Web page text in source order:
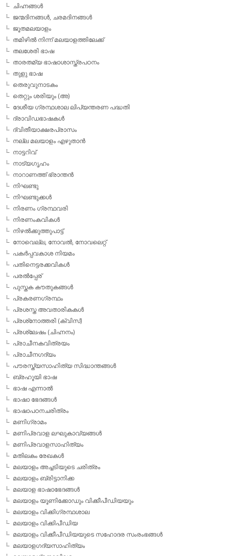
ചിഹ്നങ്ങള്‍
ജന്മദിനങ്ങള്‍, ചരമദിനങ്ങള്‍
ജൂതമലയാളം
തമിഴില്‍ നിന്ന് മലയാളത്തിലേക്ക്
തലശേരി ഭാഷ
താരതമ്യ ഭാഷാശാസ്ത്രപഠനം
തുളു ഭാഷ
തെരുവുനാടകം
തെറ്റും ശരിയും (അ)
ദേശീയ ഗ്രന്ഥശാല ലിപ്യന്തരണ പദ്ധതി
ദ്രാവിഡഭാഷകള്‍
ദ്വിതീയാക്ഷരപ്രാസം
നല്ല മലയാളം എഴുതാന്‍
നാട്ടറിവ്
നാട്യഗൃഹം
നാറാണത്ത് ഭ്രാന്തന്‍
നിഘണ്ടു
നിഘണ്ടുക്കള്‍
നിരണം ഗ്രന്ഥവരി
നിരണംകവികള്‍
നിഴല്‍ക്കുത്തുപാട്ട്
നോവെല്ല, നോവല്‍, നോവലെറ്റ്
പകര്‍പ്പവകാശ നിയമം
പതിനെട്ടരക്കവികള്‍
പരല്‍പ്പേര്
പുസ്തക കൗതുകങ്ങള്‍
പ്രകരണഗ്രന്ഥം
പ്രശസ്ത അവതാരികകള്‍
പ്രശ്‌നോത്തരി (ക്വിസ്)
പ്രശ്ലേഷം (ചിഹ്നനം)
പ്രാചീനകവിത്രയം
പ്രാചീനഗദ്യം
പൗരസ്ത്യസാഹിത്യ സിദ്ധാന്തങ്ങള്‍
ബ്രഹൂയി ഭാഷ
ഭാഷ എന്നാല്‍
ഭാഷാ ഭേദങ്ങള്‍
ഭാഷാപഠനചരിത്രം
മണിഗ്രാമം
മണിപ്രവാള ലഘുകാവ്യങ്ങള്‍
മണിപ്രവാളസാഹിത്യം
മതിലകം രേഖകള്‍
മലയാളം അച്ചടിയുടെ ചരിത്രം
മലയാളം ബ്രിട്ടാനിക്ക
മലയാള ഭാഷാഭേദങ്ങള്‍
മലയാളം യൂണിക്കോഡും വിക്കീപീഡിയയും
മലയാളം വിക്കിഗ്രന്ഥശാല
മലയാളം വിക്കിപീഡിയ
മലയാളം വിക്കീപീഡിയയുടെ സഹോദര സംരംഭങ്ങള്‍
മലയാളഗദ്യസാഹിത്യം